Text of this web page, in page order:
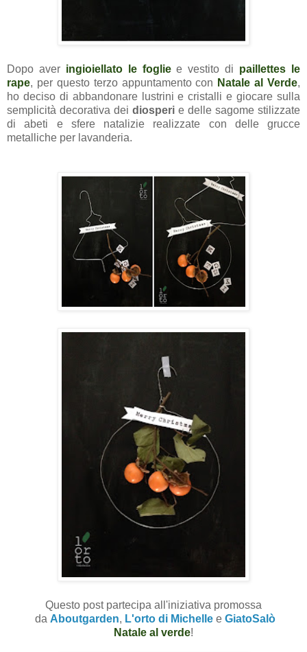
Dopo aver ingioiellato le fogliee vestito di paillettes le
rape, per questo terzo appuntamento con Natale al Verde,
ho deciso di abbandonare lustrini e cristalli e giocare sulla
semplicità decorativa dei diosperi e delle sagome stilizzate
di abeti e sfere natalizie realizzate con delle grucce
metalliche per lavanderia.
Questo post partecipa all'iniziativa promossa
da Aboutgarden, L'orto di Michellee GiatoSalò
Natale al verde!